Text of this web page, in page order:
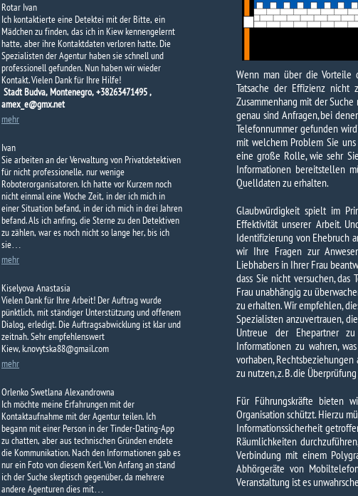
Wenn man über die Vorteile
Tatsache der Effizienz
Zusammenhang mit der
genau sind Anfragen, bei
Telefonnummer gefunden
mit welchem ​​Problem Sie
eine große Rolle, wie sehr
Informationen bereitstellen
Quelldaten zu erhalten.
Glaubwürdigkeit spielt im
Effektivität unserer Arbeit.
Identifizierung von Ehebruch
wir Ihre Fragen zur
Liebhabers in Ihrer Frau
dass Sie nicht versuchen,
Frau unabhängig zu
zu erhalten. Wir empfehlen,
Spezialisten anzuvertrauen,
Untreue der Ehepartner
Informationen zu wahren,
vorhaben,
zu nutzen, z. B. die
Für Führungskräfte bieten
Organisation schützt. Hierzu
Informationssicherheit
Räumlichkeiten
Verbindung mit einem
Abhörgeräte von
Veranstaltung ist es
Rotar Ivan
Ich kontaktierte eine Detektei mit der Bitte, ein
Mädchen zu finden, das ich in Kiew kennengelernt
hatte, aber ihre Kontaktdaten verloren hatte. Die
Spezialisten der Agentur haben sie schnell und
professionell gefunden. Nun haben wir wieder
Kontakt. Vielen Dank für Ihre Hilfe!
Stadt Budva, Montenegro, +38263471495 ,
amex_e@gmx.net
mehr
Ivan
Sie arbeiten an der Verwaltung von Privatdetektiven
für nicht professionelle, nur wenige
Roboterorganisatoren. Ich hatte vor Kurzem noch
nicht einmal eine Woche Zeit, in der ich mich in
einer Situation befand, in der ich mich in drei Jahren
befand. Als ich anfing, die Sterne zu den Detektiven
zu zählen, war es noch nicht so lange her, bis ich
sie…
mehr
Kiselyova Anastasia
Vielen Dank für Ihre Arbeit! Der Auftrag wurde
pünktlich, mit ständiger Unterstützung und offenem
Dialog, erledigt. Die Auftragsabwicklung ist klar und
zeitnah. Sehr empfehlenswert
Kiew, k.novytska88@gmail.com
mehr
Orlenko Swetlana Alexandrowna
Ich möchte meine Erfahrungen mit der
Kontaktaufnahme mit der Agentur teilen. Ich
begann mit einer Person in der Tinder-Dating-App
zu chatten, aber aus technischen Gründen endete
die Kommunikation. Nach den Informationen gab es
nur ein Foto von diesem Kerl. Von Anfang an stand
ich der Suche skeptisch gegenüber, da mehrere
andere Agenturen dies mit…